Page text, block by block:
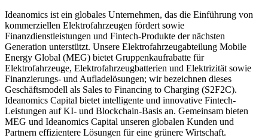
Ideanomics ist ein globales Unternehmen, das die Einführung von
kommerziellen Elektrofahrzeugen fördert sowie
Finanzdienstleistungen und Fintech-Produkte der nächsten
Generation unterstützt. Unsere Elektrofahrzeugabteilung Mobile
Energy Global (MEG) bietet Gruppenkaufrabatte für
Elektrofahrzeuge, Elektrofahrzeugbatterien und Elektrizität sowie
Finanzierungs- und Aufladelösungen; wir bezeichnen dieses
Geschäftsmodell als Sales to Financing to Charging (S2F2C).
Ideanomics Capital bietet intelligente und innovative Fintech-
Leistungen auf KI- und Blockchain-Basis an. Gemeinsam bieten
MEG und Ideanomics Capital unseren globalen Kunden und
Partnern effizientere Lösungen für eine grünere Wirtschaft.